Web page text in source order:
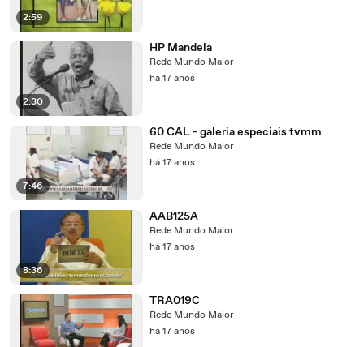
2:59
2:30
HP Mandela
Rede Mundo Maior
há 17 anos
7:46
60 CAL - galeria especiais tvmm
Rede Mundo Maior
há 17 anos
8:36
AAB125A
Rede Mundo Maior
há 17 anos
TRA019C
Rede Mundo Maior
há 17 anos